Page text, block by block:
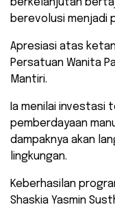
berevolusi menjadi
​Apresiasi atas
Persatuan Wanita
Mantiri.
Ia menilai investasi
pemberdayaan
dampaknya akan
lingkungan.
​Keberhasilan
Shaskia Yasmin